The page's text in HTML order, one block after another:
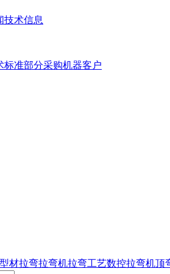
技术信息
标准部分采购机器客户
型材拉弯拉弯机拉弯工艺数控拉弯机顶